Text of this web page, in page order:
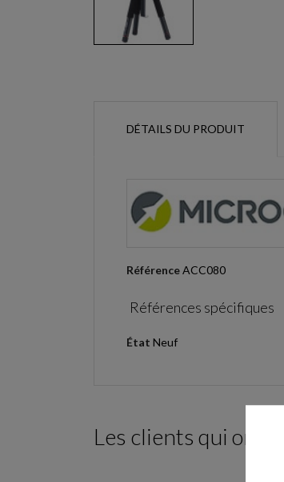
DÉTAILS DU PRODUIT
RéférenceACC080
Références spécifiques
État Neuf
Les clients qui ont